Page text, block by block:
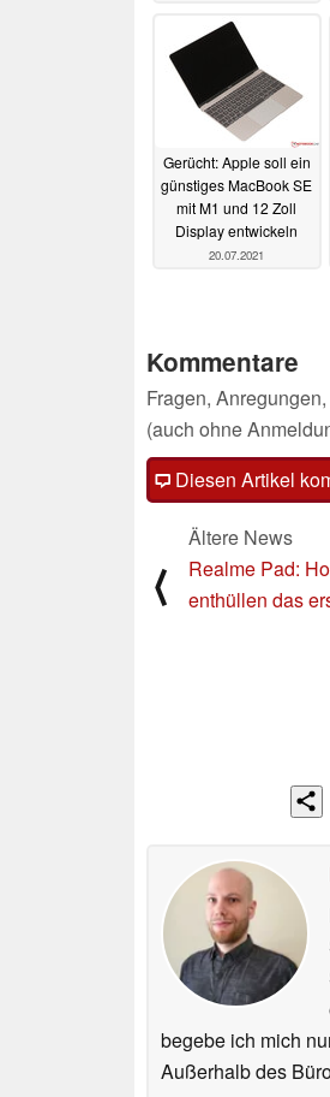
10.11.2022
Gerücht: Apple soll ein
günstiges MacBook SE
mit M1 und 12 Zoll
Display entwickeln
20.07.2021
Kommentare
Fragen,
(auch ohne
Diesen Artikel
⟨
Ältere News
Realme Pad:
enthüllen das
begebe ich mich
Außerhalb des